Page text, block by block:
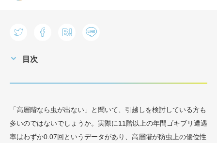
目次
「高層階なら虫が出ない」と聞いて、引越しを検討している方も
多いのではないでしょうか。実際に11階以上の年間ゴキブリ遭遇
率はわずか0.07回というデータがあり、高層階が防虫上の優位性